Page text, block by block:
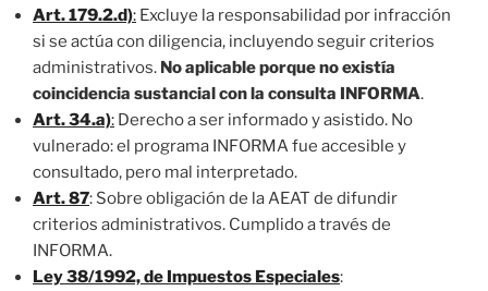
Art. 179.2.d): Excluye la responsabilidad por infracción
si se actúa con diligencia, incluyendo seguir criterios
administrativos. No aplicable porque no existía
coincidencia sustancial con la consulta INFORMA.
Art. 34.a): Derecho a ser informado y asistido. No
vulnerado: el programa INFORMA fue accesible y
consultado, pero mal interpretado.
Art. 87: Sobre obligación de la AEAT de difundir
criterios administrativos. Cumplido a través de
INFORMA.
Ley 38/1992, de Impuestos Especiales: